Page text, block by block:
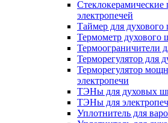
Стеклокерамические
электропечей
Таймер для духового
Термометр духового
Термоограничители
Терморегулятор для
Терморегулятор
электропечи
ТЭНы для духовых
ТЭНы для
Уплотнитель для